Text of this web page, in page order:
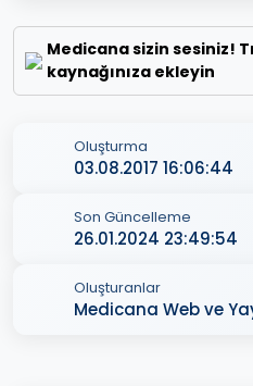
Medicana sizin sesiniz!
kaynağınıza ekleyin
Oluşturma
03.08.2017 16:06:44
Son Güncelleme
26.01.2024 23:49:54
Oluşturanlar
Medicana Web ve